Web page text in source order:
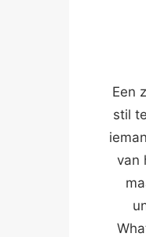
Een
stil
van